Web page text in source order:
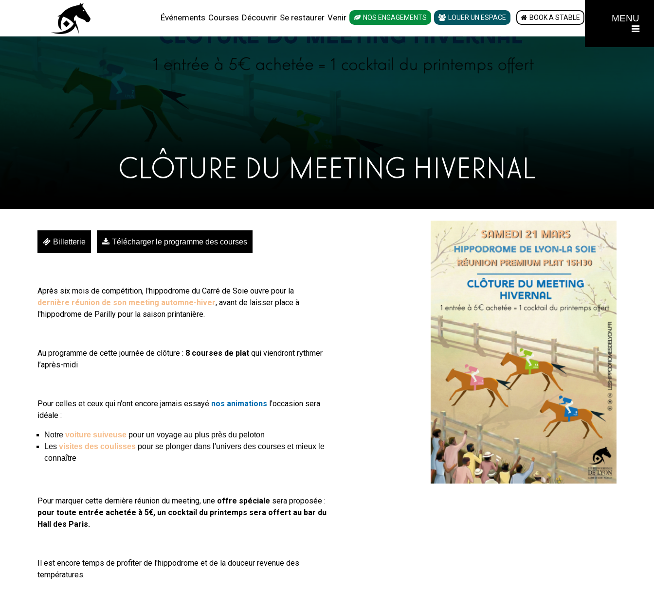
MENU
Événements Courses Découvrir Se restaurer Venir NOS ENGAGEMENTS LOUER UN ESPACE BOOK A STABLE
CLÔTURE DU MEETING HIVERNAL
Billetterie Télécharger le programme des courses
Après six mois de compétition, l'hippodrome du Carré de Soie ouvre pour la
dernière réunion de son meeting automne-hiver, avant de laisser place à
l'hippodrome de Parilly pour la saison printanière.
Au programme de cette journée de clôture : 8 courses de plat qui viendront rythmer
l’après-midi
Pour celles et ceux qui n'ont encore jamais essayé nos animations l'occasion sera
idéale :
Notre voiture suiveuse pour un voyage au plus près du peloton
Les visites des coulisses pour se plonger dans l'univers des courses et mieux le
connaître
Pour marquer cette dernière réunion du meeting, une offre spéciale sera proposée :
pour toute entrée achetée à 5€, un cocktail du printemps sera offert au bar du
Hall des Paris.
Il est encore temps de profiter de l'hippodrome et de la douceur revenue des
températures.